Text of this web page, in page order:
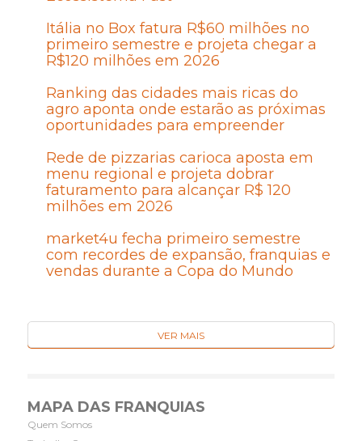
Itália no Box fatura R$60 milhões no
primeiro semestre e projeta chegar a
R$120 milhões em 2026
Ranking das cidades mais ricas do
agro aponta onde estarão as próximas
oportunidades para empreender
Rede de pizzarias carioca aposta em
menu regional e projeta dobrar
faturamento para alcançar R$ 120
milhões em 2026
market4u fecha primeiro semestre
com recordes de expansão, franquias e
vendas durante a Copa do Mundo
VER MAIS
MAPA DAS FRANQUIAS
Quem Somos